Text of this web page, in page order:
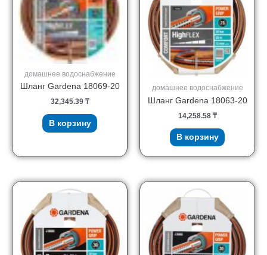
домашнее водоснабжение
Шланг Gardena 18069-20
32,345.39 ₸
В корзину
домашнее водоснабжение
Шланг Gardena 18063-20
14,258.58 ₸
В корзину